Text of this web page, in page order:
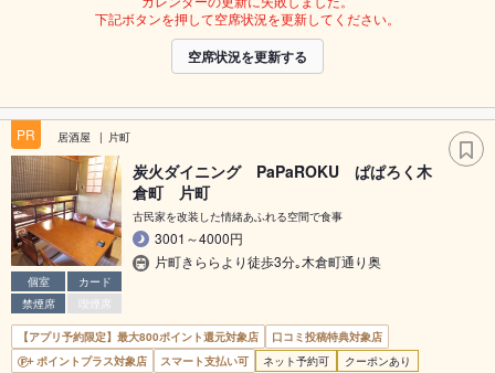
下記ボタンを押して空席状況を更新してください。
空席状況を更新する
PR 居酒屋 片町
個室
カード
禁煙席
喫煙席
炭火ダイニング PaPaROKU ぱぱろく木
倉町 片町
古民家を改装した情緒あふれる空間で食事
3001～4000円
片町きららより徒歩3分｡木倉町通り奥
【アプリ予約限定】最大800ポイント還元対象店
口コミ投稿特典対象店
ポイントプラス対象店
スマート支払い可 ネット予約可 クーポンあり